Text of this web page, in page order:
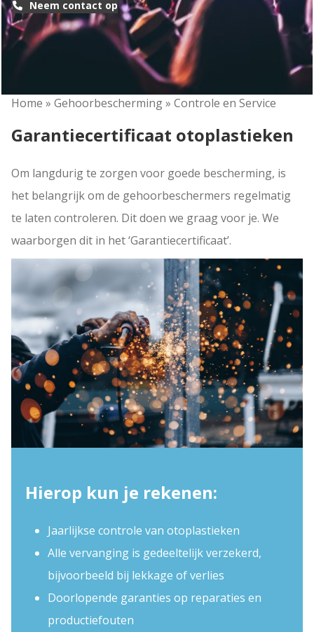
Neem contact op
Home » Gehoorbescherming» Controle en Service
Garantiecertificaat otoplastieken
Om langdurig te zorgen voor goede bescherming, is
het belangrijk om de gehoorbeschermers regelmatig
te laten controleren. Dit doen we graag voor je. We
waarborgen dit in het ‘Garantiecertificaat’.
Hierop kun je rekenen:
Jaarlijkse controle van otoplastieken
Alle vervanging is gedeeltelijk verzekerd,
bijvoorbeeld bij lekkage of verlies
Doorlopende garanties op reparaties en
productiefouten